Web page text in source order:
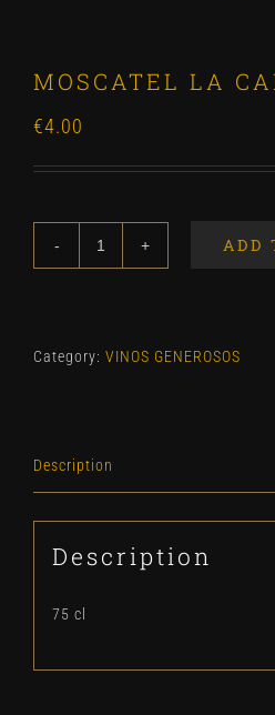
MOSCATEL LA
€4.00
quantity
ADD
Category: VINOS GENEROSOS
Description
Description
75 cl